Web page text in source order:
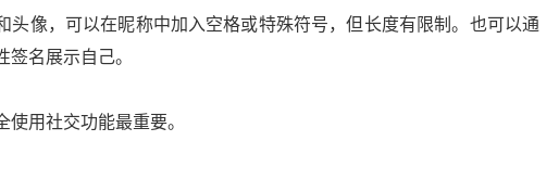
头像，可以在昵称中加入空格或特殊符号，但长度有限制。也可以通
签名展示自己。
使用社交功能最重要。